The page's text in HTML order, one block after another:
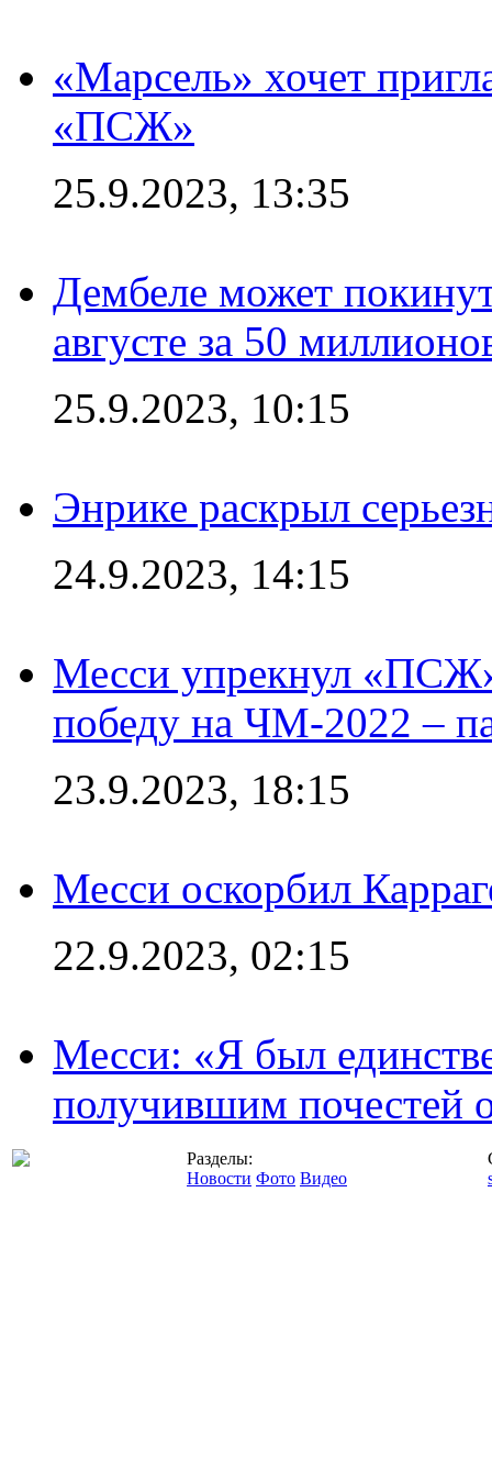
«Марсель» хочет
«ПСЖ»
25.9.2023, 13:35
Дембеле может
августе за 50
25.9.2023, 10:15
Энрике раскрыл
24.9.2023, 14:15
Месси упрекнул «ПСЖ»
победу на ЧМ-2022 –
23.9.2023, 18:15
Месси оскорбил
22.9.2023, 02:15
Месси: «Я был
получившим почестей
Разделы:
Новости Фото Видео